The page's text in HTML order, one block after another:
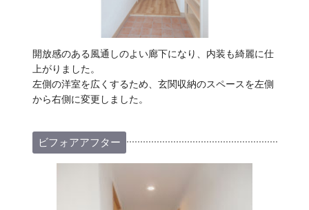
開放感のある風通しのよい廊下になり、内装も綺麗に仕
上がりました。
左側の洋室を広くするため、玄関収納のスペースを左側
から右側に変更しました。
ビフォアアフター